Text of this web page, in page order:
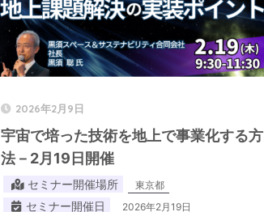
2026年2月9日
宇宙で培った技術を地上で事業化する方
法－2月19日開催
セミナー開催場所 東京都
セミナー開催日 2026年2月19日